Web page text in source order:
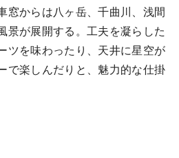
窓からは八ヶ岳、千曲川、浅間
景が展開する。工夫を凝らした
ツを味わったり、天井に星空が
で楽しんだりと、魅力的な仕掛